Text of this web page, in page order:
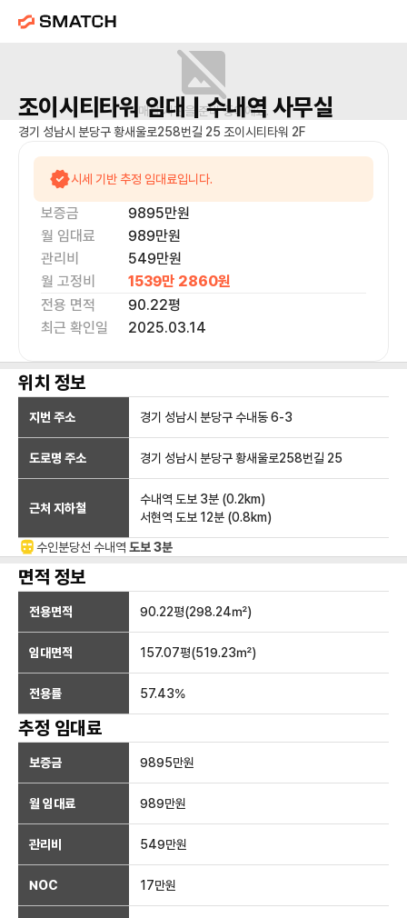
매물 사진을 준비 중이에요.
조이시티타워임대 | 수내역사무실
경기 성남시 분당구 황새울로258번길 25 조이시티타워 2F
시세 기반 추정 임대료입니다.
보증금 9895만원
월 임대료
989만원
관리비
549만원
월 고정비
1539만 2860원
전용 면적
90.22평
최근 확인일
2025.03.14
위치 정보
지번 주소 경기 성남시 분당구 수내동 6-3
도로명 주소 경기 성남시 분당구 황새울로258번길 25
근처 지하철
수내역 도보 3분 (0.2km)
서현역 도보 12분 (0.8km)
수인분당선 수내역 도보 3분
면적 정보
전용면적 90.22평(298.24㎡)
임대면적 157.07평(519.23㎡)
전용률 57.43%
추정 임대료
보증금 9895만원
월 임대료 989만원
관리비 549만원
NOC 17만원